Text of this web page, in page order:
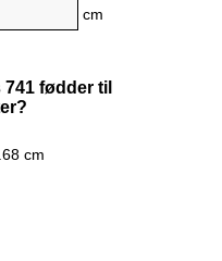
cm
fødder til
cm